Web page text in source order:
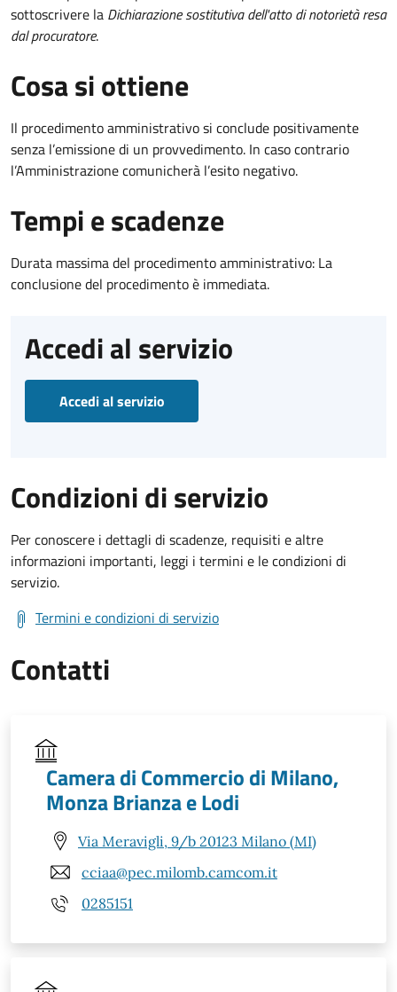
sottoscrivere la Dichiarazione sostitutiva dell'atto di notorietà resa
dal procuratore.
Cosa si ottiene
Il procedimento amministrativo si conclude positivamente
senza l’emissione di un provvedimento. In caso contrario
l’Amministrazione comunicherà l’esito negativo.
Tempi e scadenze
Durata massima del procedimento amministrativo: La
conclusione del procedimento è immediata.
Accedi al servizio
Accedi al servizio
Condizioni di servizio
Per conoscere i dettagli di scadenze, requisiti e altre
informazioni importanti, leggi i termini e le condizioni di
servizio.
Termini e condizioni di servizio
Contatti
Camera di Commercio di Milano,
Monza Brianza e Lodi
Via Meravigli, 9/b 20123 Milano (MI)
cciaa@pec.milomb.camcom.it
0285151